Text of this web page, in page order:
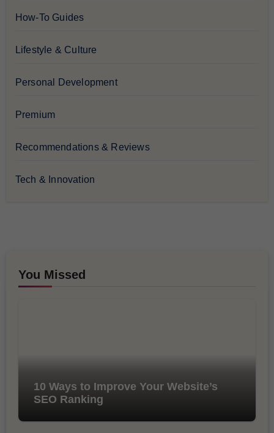
How-To Guides
Lifestyle & Culture
Personal Development
Premium
Recommendations & Reviews
Tech & Innovation
You Missed
10 Ways to Improve Your Website’s
SEO Ranking